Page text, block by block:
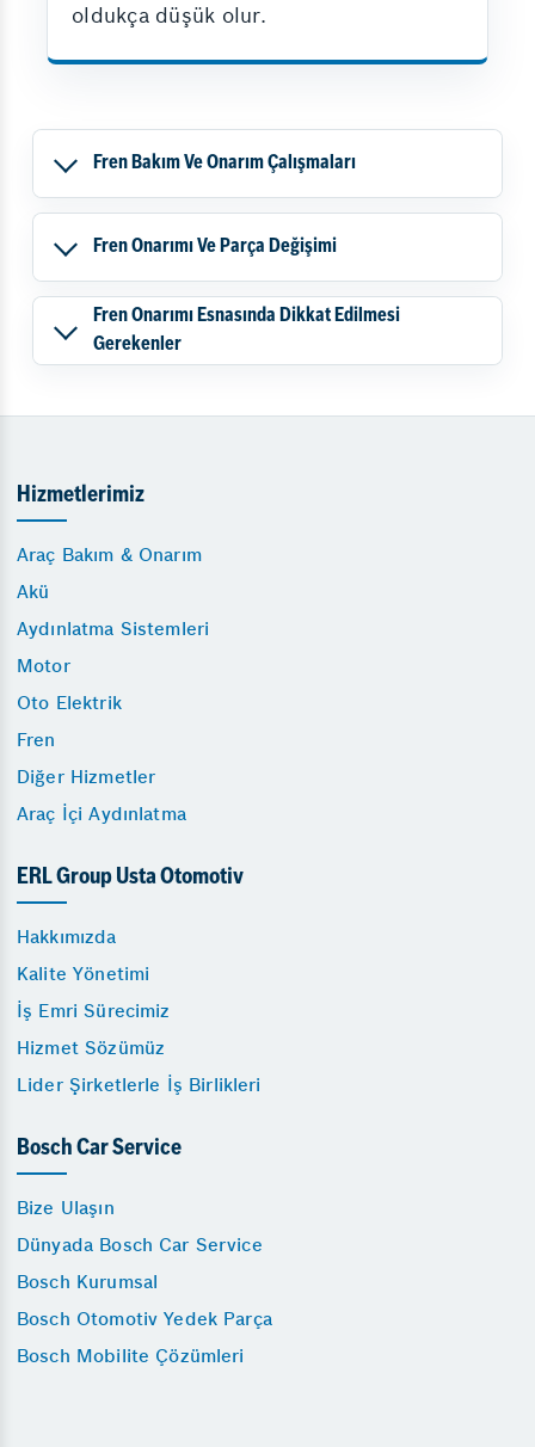
oldukça düşük olur.
Fren Bakım Ve Onarım Çalışmaları
Fren Onarımı Ve Parça Değişimi
Fren Onarımı Esnasında Dikkat Edilmesi
Gerekenler
Hizmetlerimiz
Araç Bakım & Onarım
Akü
Aydınlatma Sistemleri
Motor
Oto Elektrik
Fren
Diğer Hizmetler
Araç İçi Aydınlatma
ERL Group Usta Otomotiv
Hakkımızda
Kalite Yönetimi
İş Emri Sürecimiz
Hizmet Sözümüz
Lider Şirketlerle İş Birlikleri
Bosch Car Service
Bize Ulaşın
Dünyada Bosch Car Service
Bosch Kurumsal
Bosch Otomotiv Yedek Parça
Bosch Mobilite Çözümleri